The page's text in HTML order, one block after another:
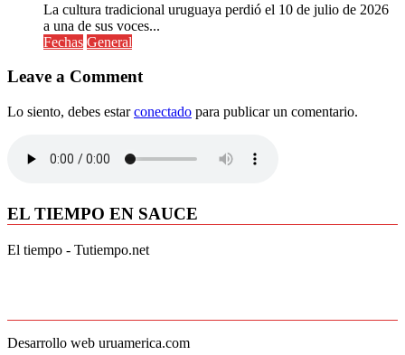
La cultura tradicional uruguaya perdió el 10 de julio de 2026
a una de sus voces...
Fechas General
Leave a Comment
Lo siento, debes estarconectado para publicar un comentario.
EL TIEMPO EN SAUCE
El tiempo - Tutiempo.net
Desarrollo web uruamerica.com